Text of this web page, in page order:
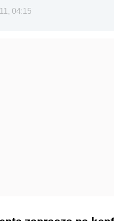
04:15